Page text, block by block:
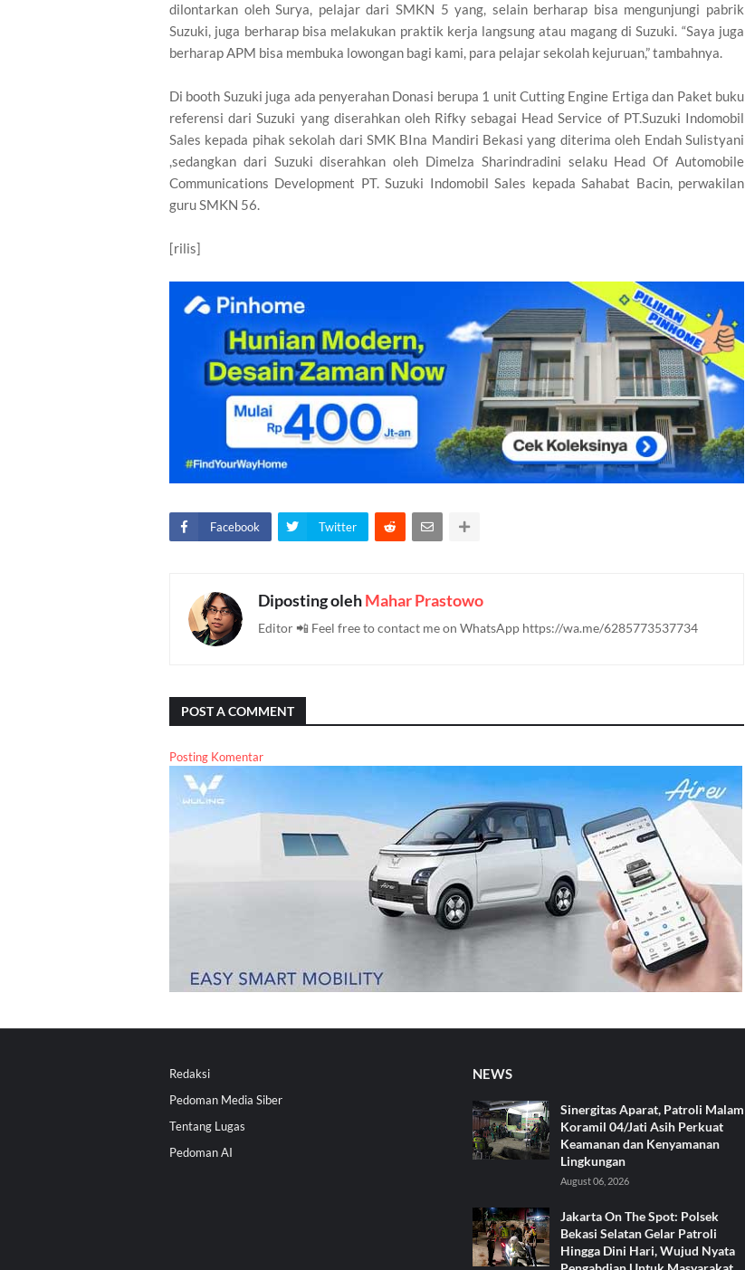
dilontarkan oleh Surya, pelajar dari SMKN 5 yang, selain berharap bisa mengunjungi pabrik
Suzuki, juga berharap bisa melakukan praktik kerja langsung atau magang di Suzuki. “Saya juga
berharap APM bisa membuka lowongan bagi kami, para pelajar sekolah kejuruan,” tambahnya.
Di booth Suzuki juga ada penyerahan Donasi berupa 1 unit Cutting Engine Ertiga dan Paket buku
referensi dari Suzuki yang diserahkan oleh Rifky sebagai Head Service of PT.Suzuki Indomobil
Sales kepada pihak sekolah dari SMK BIna Mandiri Bekasi yang diterima oleh Endah Sulistyani
,sedangkan dari Suzuki diserahkan oleh Dimelza Sharindradini selaku Head Of Automobile
Communications Development PT. Suzuki Indomobil Sales kepada Sahabat Bacin, perwakilan
guru SMKN 56.
[rilis]
Facebook Twitter
Diposting olehMahar Prastowo
Editor 📲 Feel free to contact me on WhatsApp https://wa.me/6285773537734
POST A COMMENT
Posting Komentar
Redaksi
Pedoman Media Siber
Tentang Lugas
Pedoman AI
NEWS
Sinergitas Aparat, Patroli Malam
Koramil 04/Jati Asih Perkuat
Keamanan dan Kenyamanan
Lingkungan
August 06, 2026
Jakarta On The Spot: Polsek
Bekasi Selatan Gelar Patroli
Hingga Dini Hari, Wujud Nyata